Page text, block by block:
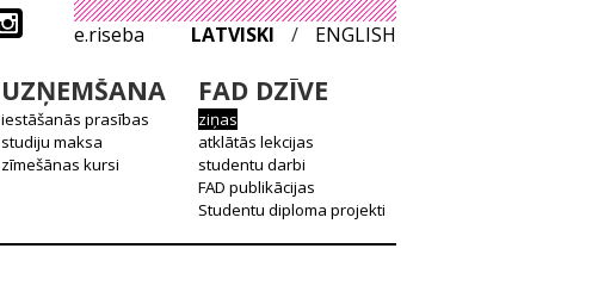
e.riseba LATVISKI / ENGLISH
UZŅEMŠANA
iestāšanās prasības
studiju maksa
zīmešānas kursi
FAD DZĪVE
ziņas
atklātās lekcijas
studentu darbi
FAD publikācijas
Studentu diploma projekti